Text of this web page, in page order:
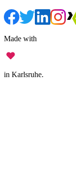
Made with
in Karlsruhe.